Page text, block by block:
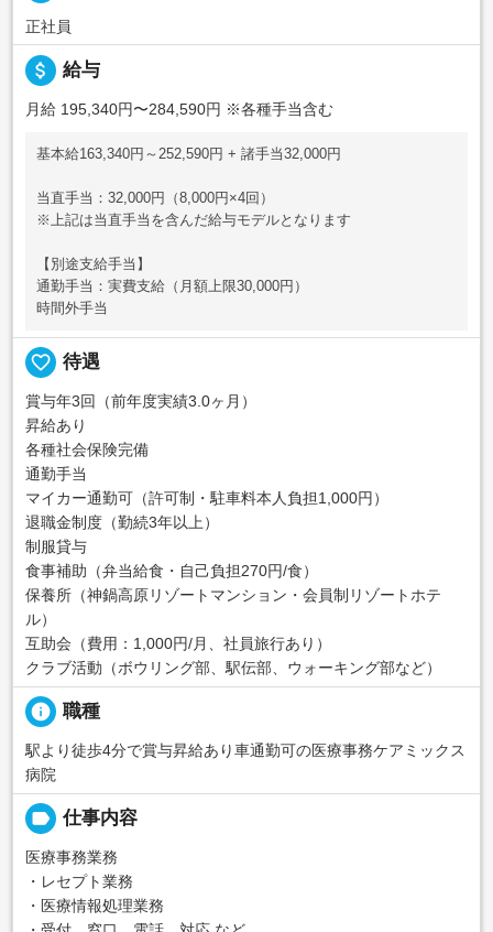
正社員
attach_money 給与
月給 195,340円〜284,590円 ※各種手当含む
基本給163,340円～252,590円 + 諸手当32,000円
当直手当：32,000円（8,000円×4回）
※上記は当直手当を含んだ給与モデルとなります
【別途支給手当】
通勤手当：実費支給（月額上限30,000円）
時間外手当
favorite_border 待遇
賞与年3回（前年度実績3.0ヶ月）
昇給あり
各種社会保険完備
通勤手当
マイカー通勤可（許可制・駐車料本人負担1,000円）
退職金制度（勤続3年以上）
制服貸与
食事補助（弁当給食・自己負担270円/食）
保養所（神鍋高原リゾートマンション・会員制リゾートホテ
ル）
互助会（費用：1,000円/月、社員旅行あり）
クラブ活動（ボウリング部、駅伝部、ウォーキング部など）
info 職種
駅より徒歩4分で賞与昇給あり車通勤可の医療事務ケアミックス
病院
label 仕事内容
医療事務業務
・レセプト業務
・医療情報処理業務